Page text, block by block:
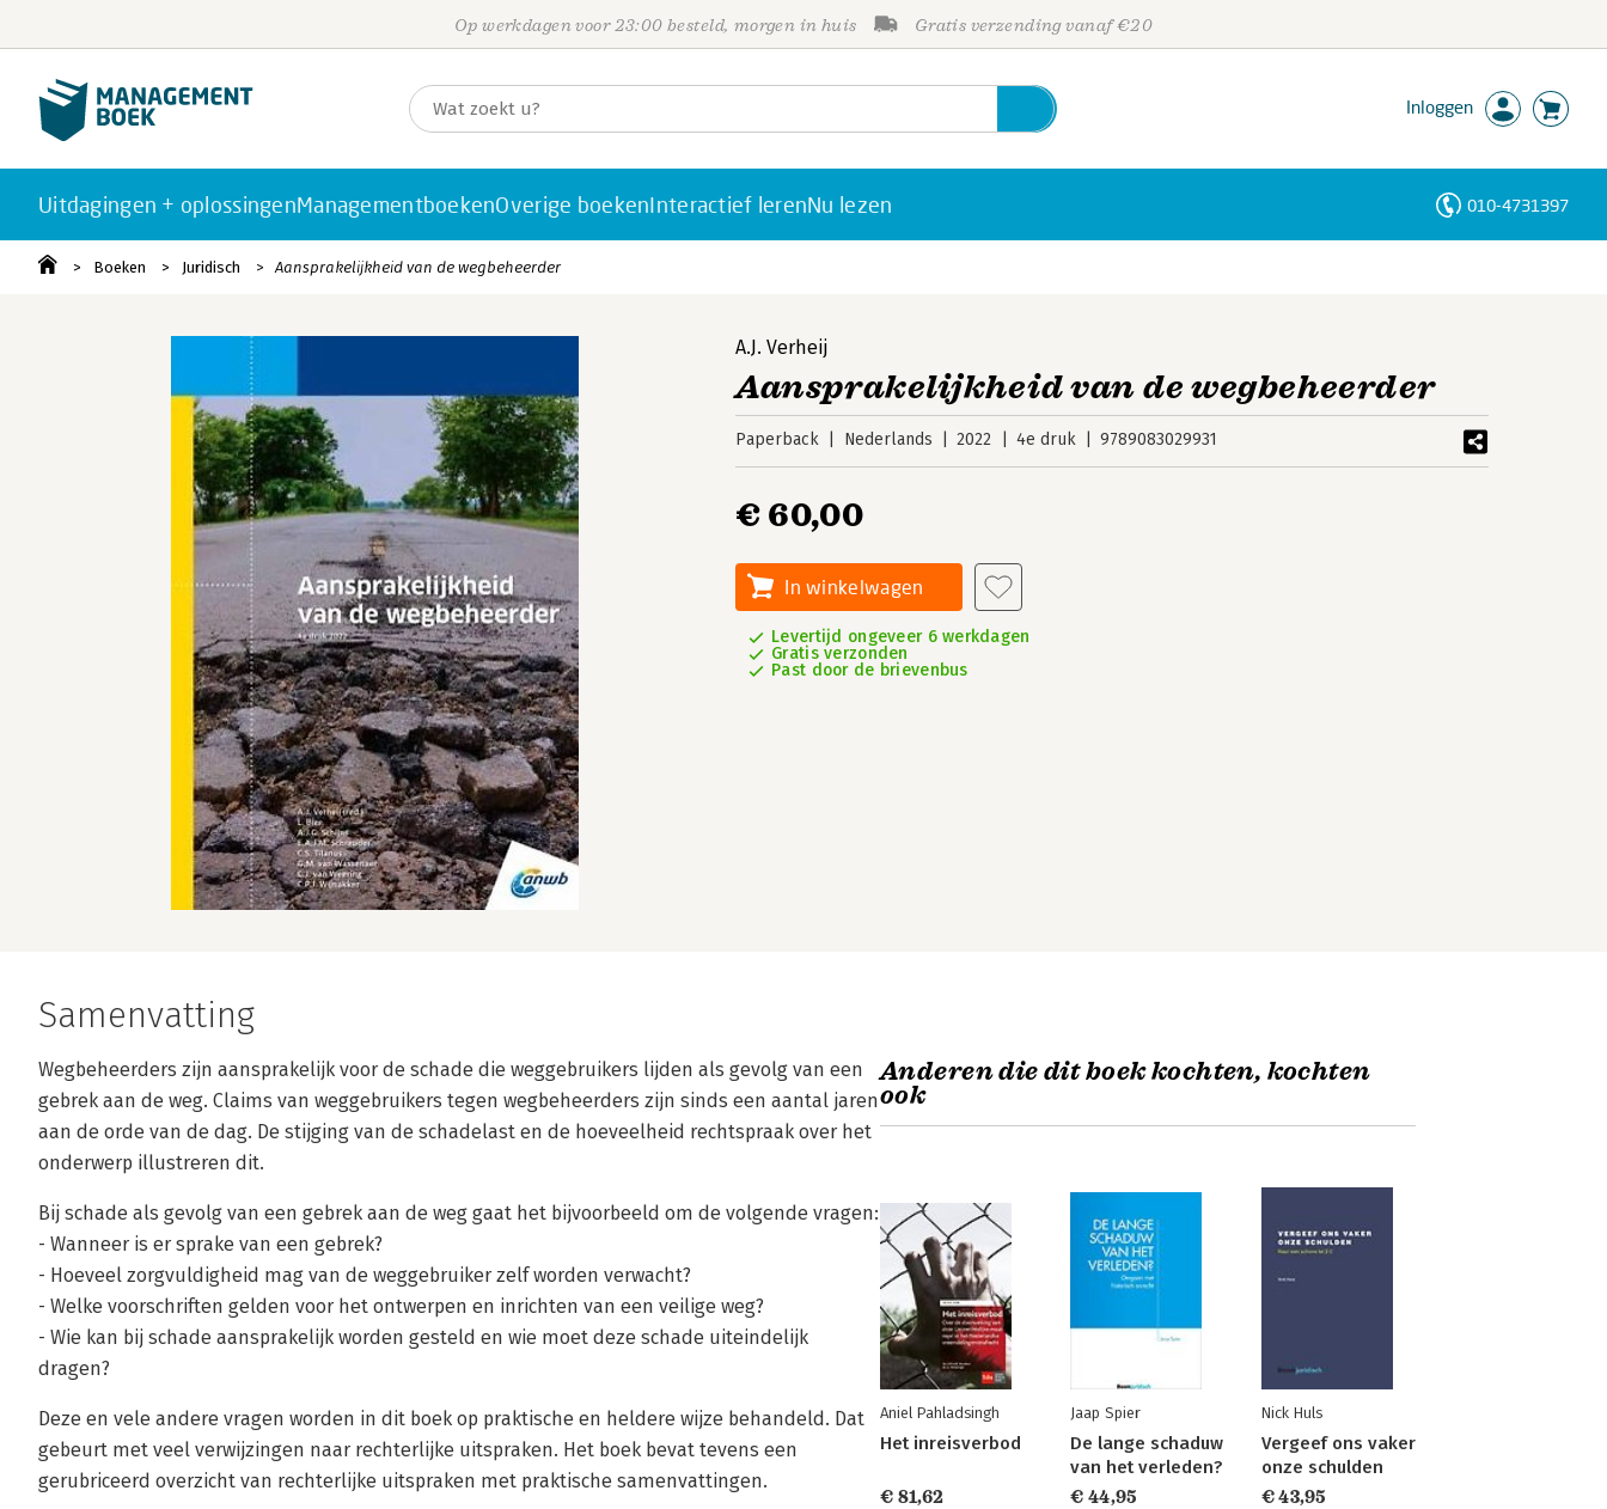
Op werkdagen voor 23:00 besteld, morgen in huis Gratis verzending vanaf €20
Inloggen
Uitdagingen + oplossingenManagementboekenOverige boekenInteractief lerenNu lezen 010-4731397
Boeken Juridisch Aansprakelijkheid van de wegbeheerder
A.J. Verheij
Aansprakelijkheid van de wegbeheerder
Paperback Nederlands 2022 4e druk 9789083029931
€ 60,00
In winkelwagen
Levertijd ongeveer 6 werkdagen
Gratis verzonden
Past door de brievenbus
Samenvatting
Wegbeheerders zijn aansprakelijk voor de schade die weggebruikers lijden als gevolg van een
gebrek aan de weg. Claims van weggebruikers tegen wegbeheerders zijn sinds een aantal jaren
aan de orde van de dag. De stijging van de schadelast en de hoeveelheid rechtspraak over het
onderwerp illustreren dit.
Bij schade als gevolg van een gebrek aan de weg gaat het bijvoorbeeld om de volgende vragen:
- Wanneer is er sprake van een gebrek?
- Hoeveel zorgvuldigheid mag van de weggebruiker zelf worden verwacht?
- Welke voorschriften gelden voor het ontwerpen en inrichten van een veilige weg?
- Wie kan bij schade aansprakelijk worden gesteld en wie moet deze schade uiteindelijk
dragen?
Deze en vele andere vragen worden in dit boek op praktische en heldere wijze behandeld. Dat
gebeurt met veel verwijzingen naar rechterlijke uitspraken. Het boek bevat tevens een
gerubriceerd overzicht van rechterlijke uitspraken met praktische samenvattingen.
Anderen die dit boek kochten, kochten
ook
Aniel Pahladsingh
Het inreisverbod
€ 81,62
Jaap Spier
De lange schaduw
van het verleden?
€ 44,95
Nick Huls
Vergeef ons vaker
onze schulden
€ 43,95
Personen